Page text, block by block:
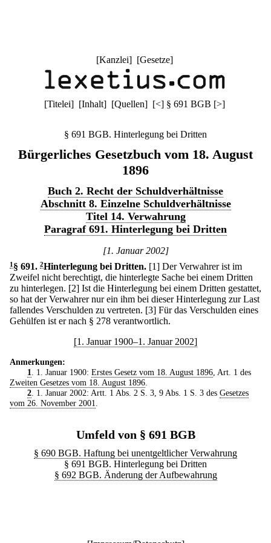
[Kanzlei] [Gesetze]
[Titelei] [Inhalt] [Quellen] [<] § 691 BGB [>]
§ 691 BGB. Hinterlegung bei Dritten
Bürgerliches Gesetzbuch vom 18. August
1896
Buch 2. Recht der Schuldverhältnisse
Abschnitt 8. Einzelne Schuldverhältnisse
Titel 14. Verwahrung
Paragraf 691. Hinterlegung bei Dritten
[1. Januar 2002]
1 § 691. 2Hinterlegung bei Dritten. [1] Der Verwahrer ist im
Zweifel nicht berechtigt, die hinterlegte Sache bei einem Dritten
zu hinterlegen. [2] Ist die Hinterlegung bei einem Dritten gestattet,
so hat der Verwahrer nur ein ihm bei dieser Hinterlegung zur Last
fallendes Verschulden zu vertreten. [3] Für das Verschulden eines
Gehülfen ist er nach § 278 verantwortlich.
[1. Januar 1900–1. Januar 2002]
Anmerkungen:
1
. 1. Januar 1900: Erstes Gesetz vom 18. August 1896, Art. 1 des
Zweiten Gesetzes vom 18. August 1896
2. 1. Januar 2002: Artt. 1 Abs. 2 S. 3, 9 Abs. 1 S. 3 des Gesetzes
vom 26. November 2001
Umfeld von § 691 BGB
§ 690 BGB. Haftung bei unentgeltlicher Verwahrung
§ 691 BGB. Hinterlegung bei Dritten
§ 692 BGB. Änderung der Aufbewahrung